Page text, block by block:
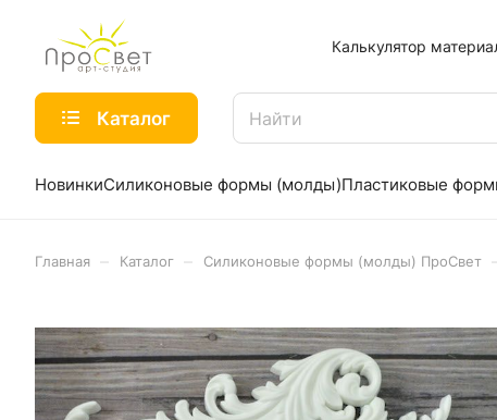
Калькулятор
Каталог
НовинкиСиликоновые формы (молды)Пластиковые
Главная Каталог Силиконовые формы (молды) ПроСвет